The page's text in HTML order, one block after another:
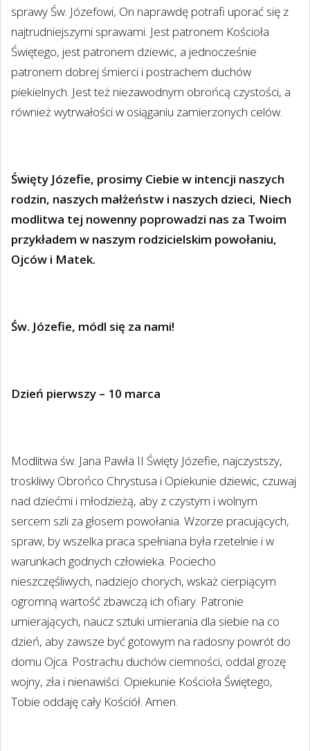
sprawy Św. Józefowi, On naprawdę potrafi uporać się z
najtrudniejszymi sprawami. Jest patronem Kościoła
Świętego, jest patronem dziewic, a jednocześnie
patronem dobrej śmierci i postrachem duchów
piekielnych. Jest też niezawodnym obrońcą czystości, a
również wytrwałości w osiąganiu zamierzonych celów.
Święty Józefie, prosimy Ciebie w intencji naszych
rodzin, naszych małżeństw i naszych dzieci, Niech
modlitwa tej nowenny poprowadzi nas za Twoim
przykładem w naszym rodzicielskim powołaniu,
Ojców i Matek.
Św. Józefie, módl się za nami!
Dzień pierwszy – 10 marca
Modlitwa św. Jana Pawła II Święty Józefie, najczystszy,
troskliwy Obrońco Chrystusa i Opiekunie dziewic, czuwaj
nad dziećmi i młodzieżą, aby z czystym i wolnym
sercem szli za głosem powołania. Wzorze pracujących,
spraw, by wszelka praca spełniana była rzetelnie i w
warunkach godnych człowieka. Pociecho
nieszczęśliwych, nadziejo chorych, wskaż cierpiącym
ogromną wartość zbawczą ich ofiary. Patronie
umierających, naucz sztuki umierania dla siebie na co
dzień, aby zawsze być gotowym na radosny powrót do
domu Ojca. Postrachu duchów ciemności, oddal grozę
wojny, zła i nienawiści. Opiekunie Kościoła Świętego,
Tobie oddaję cały Kościół. Amen.